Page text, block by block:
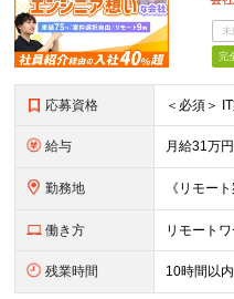
未
完
応募資格
給与
勤務地
働き方 リモート
残業時間 10時間以内